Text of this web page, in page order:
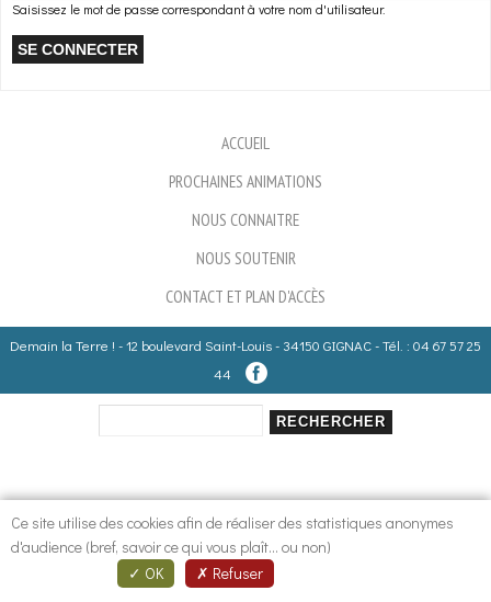
Saisissez le mot de passe correspondant à votre nom d'utilisateur.
ACCUEIL
PROCHAINES ANIMATIONS
NOUS CONNAITRE
NOUS SOUTENIR
CONTACT ET PLAN D'ACCÈS
Demain la Terre ! - 12 boulevard Saint-Louis - 34150 GIGNAC - Tél. : 04 67 57 25
44
Ce site utilise des cookies afin de réaliser des statistiques anonymes
d'audience (bref, savoir ce qui vous plaît... ou non)
OK
Refuser